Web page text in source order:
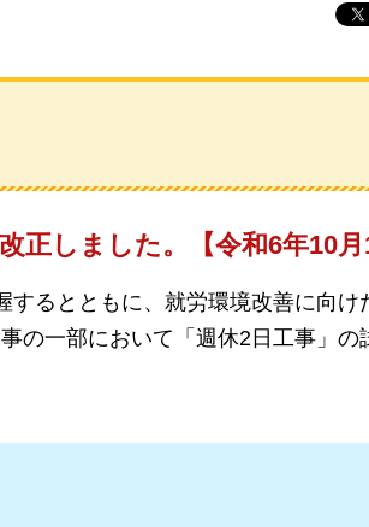
正しました。【令和6年10月
るとともに、就労環境改善に向け
の一部において「週休2日工事」の